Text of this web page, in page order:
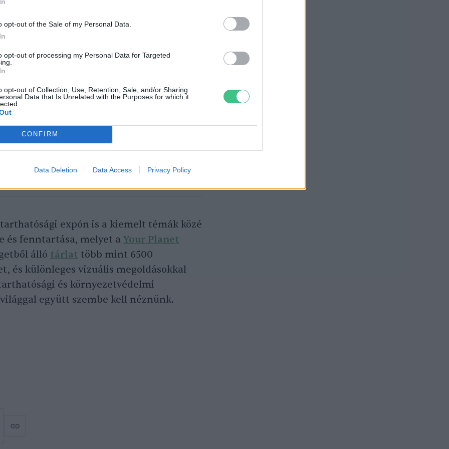
opt-out of the Sale of my Personal Data.
opt-out of processing my Personal Data for Targeted
opt-out of Collection, Use, Retention, Sale, and/or Sharing
Data that Is Unrelated with the Purposes for which it
CONFIRM
Data Deletion Data Access Privacy Policy
sárgyűjtőhelyek létesítésével,
„fecskepelenkák”
esetében pedig költőfalaik felújításával
még a fecskék
expón is a kiemelt témák közé
fenntartása, melyet a Your Planet
álló tárlat több mint 6500
és különleges vizuális megoldásokkal
és környezetvédelmi
együtt szembe kell néznünk.